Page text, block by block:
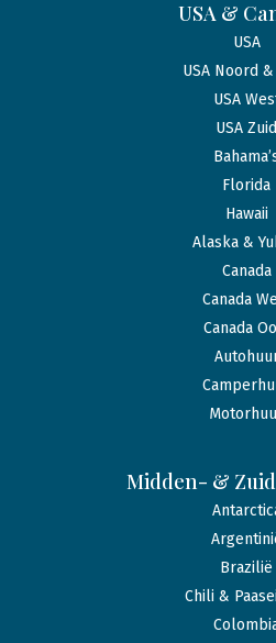
USA &
USA
USA Noord
USA
USA Zuid
Florida
Hawaii
Alaska &
Canada
Canada
Canada
Midden- &
Brazilië
Chili &